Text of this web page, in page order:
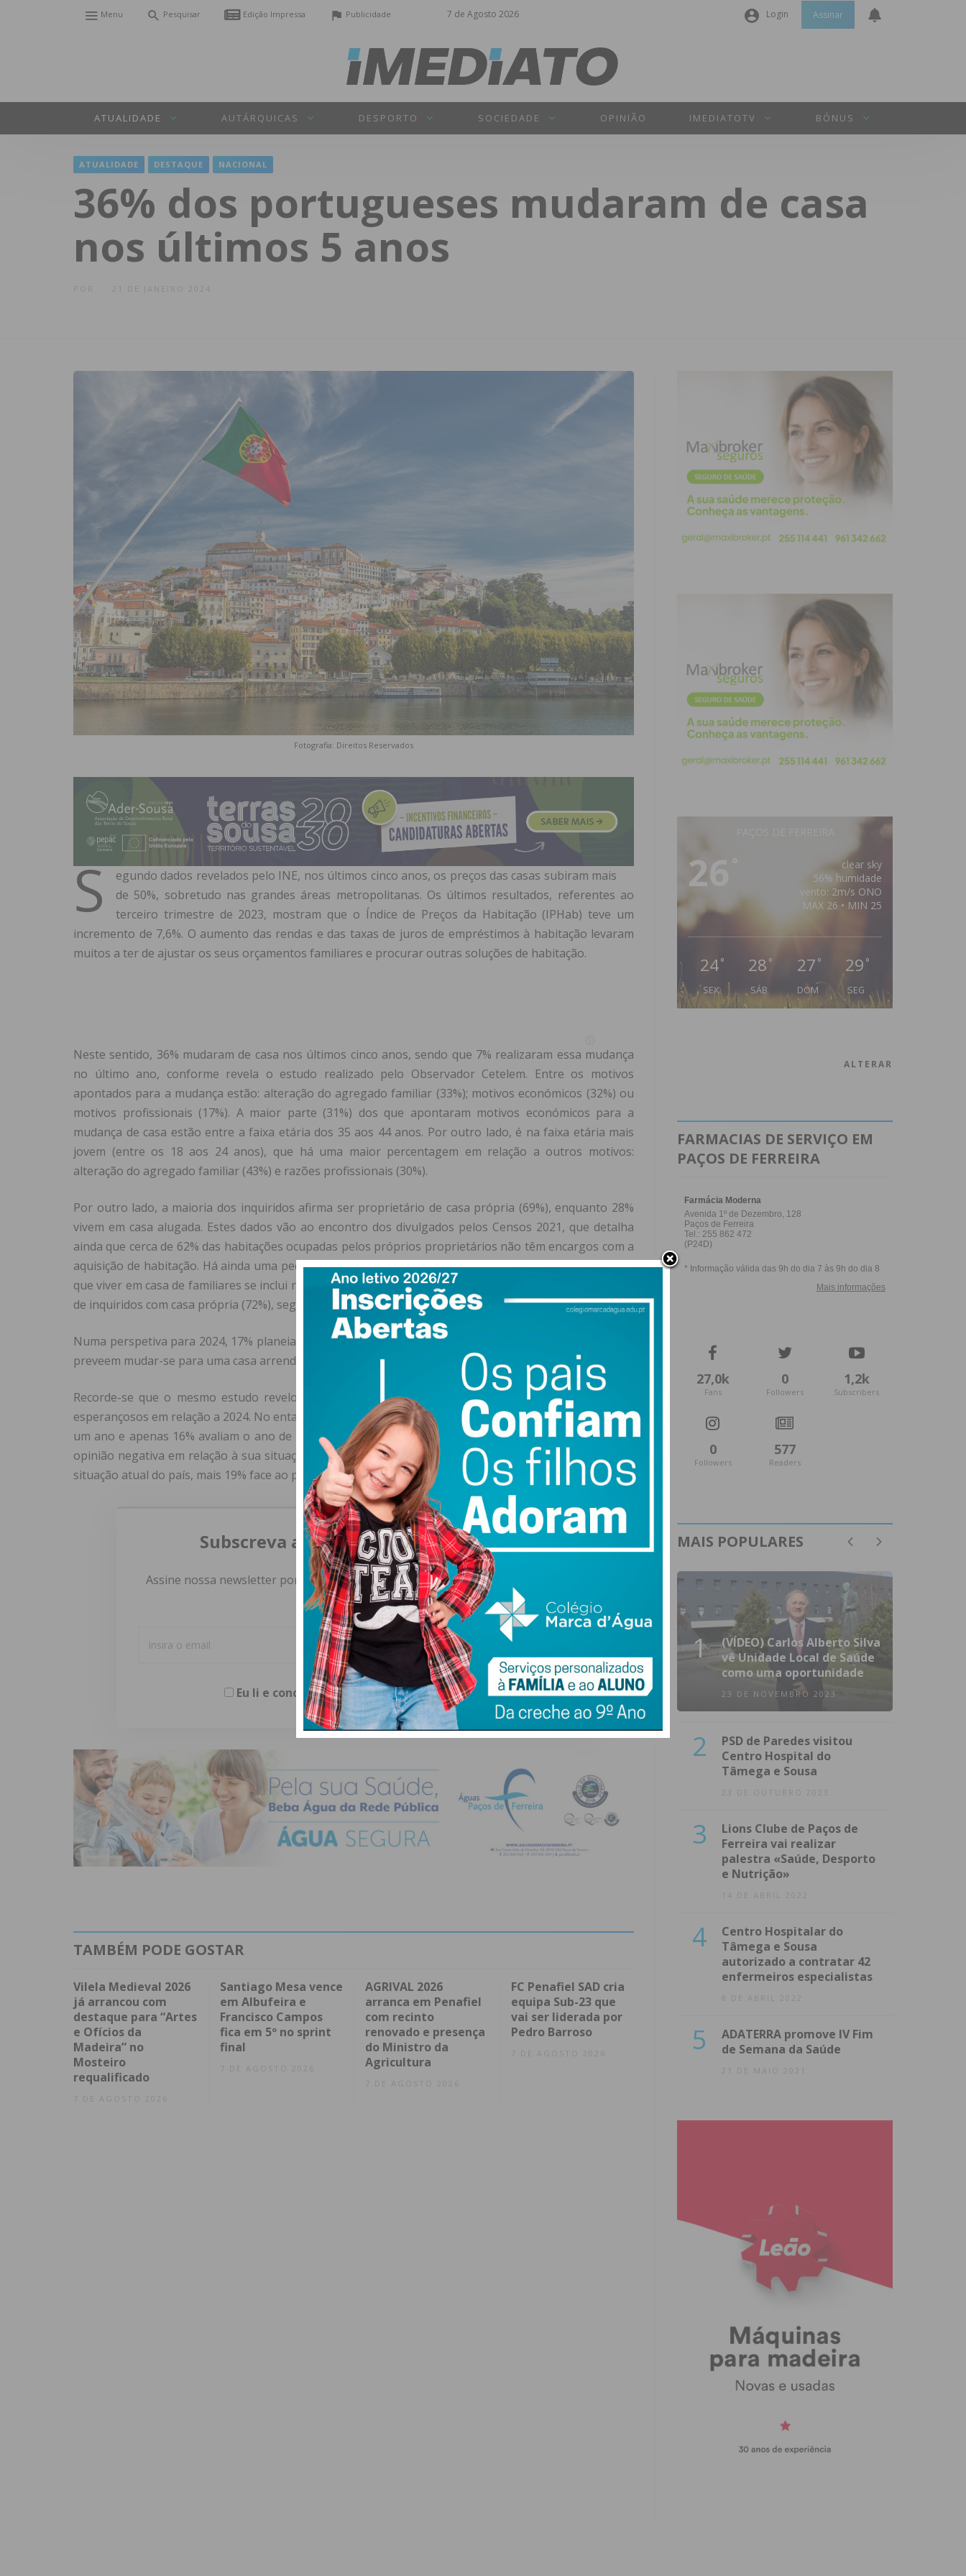
7 de Agosto 2026
Menu Pesquisar Edição Impressa Publicidade Login
Senha
INICIAR SESSÃO
Assinar
ATUALIDADE AUTÁRQUICAS DESPORTO SOCIEDADE OPINIÃO IMEDIATOTV BÓNUS
ATUALIDADE DESTAQUE NACIONAL
36% dos portugueses mudaram de casa
nos últimos 5 anos
21 DE JANEIRO 2024
Fotografia: Direitos Reservados
S egundo dados revelados pelo INE, nos últimos cinco anos, os preços das casas subiram mais
de 50%, sobretudo nas grandes áreas metropolitanas. Os últimos resultados, referentes ao
terceiro trimestre de 2023, mostram que o Índice de Preços da Habitação (IPHab) teve um
incremento de 7,6%. O aumento das rendas e das taxas de juros de empréstimos à habitação levaram
muitos a ter de ajustar os seus orçamentos familiares e procurar outras soluções de habitação.
Neste sentido, 36% mudaram de casa nos últimos cinco anos, sendo que 7% realizaram essa mudança
no último ano, conforme revela o estudo realizado pelo Observador Cetelem. Entre os motivos
apontados para a mudança estão: alteração do agregado familiar (33%); motivos económicos (32%) ou
motivos profissionais (17%). A maior parte (31%) dos que apontaram motivos económicos para a
mudança de casa estão entre a faixa etária dos 35 aos 44 anos. Por outro lado, é na faixa etária mais
jovem (entre os 18 aos 24 anos), que há uma maior percentagem em relação a outros motivos:
alteração do agregado familiar (43%) e razões profissionais (30%).
Por outro lado, a maioria dos inquiridos afirma ser proprietário de casa própria (69%), enquanto 28%
vivem em casa alugada. Estes dados vão ao encontro dos divulgados pelos Censos 2021, que detalha
ainda que cerca de 62% das habitações ocupadas pelos próprios proprietários não têm encargos com a
aquisição de habitação. Há ainda uma pequena percentagem (4%) que escolheu a opção “outra”, sendo
que viver em casa de familiares se inclui nesta opção. O Porto é a localização onde há um maior número
de inquiridos com casa própria (72%), seguindo-se a região Sul (71%) e a região Norte (68%).
Numa perspetiva para 2024, 17% planeiam mudar de casa, 10% para uma casa comprada, enquanto 7%
preveem mudar-se para uma casa arrendada.
Recorde-se que o mesmo estudo revelou recentemente que os portugueses inquiridos se mostram
esperançosos em relação a 2024. No entanto, 37% avaliam a situação económica atual como pior que há
um ano e apenas 16% avaliam o ano de 2023 como “muito positivo”. Além disso, 49% manifestam uma
opinião negativa em relação à sua situação pessoal e 81% manifestam uma opinião negativa quanto à
situação atual do país, mais 19% face ao período homólogo.
Subscreva a newsletter do Imediato
Assine nossa newsletter por e-mail e obtenha de forma regular a informação
atualizada.
Eu li e concordo com ostermos e condições
TAMBÉM PODE GOSTAR
Vilela Medieval 2026
já arrancou com
destaque para “Artes
e Ofícios da
Madeira” no
Mosteiro
requalificado
7 DE AGOSTO 2026
Santiago Mesa vence
em Albufeira e
Francisco Campos
fica em 5º no sprint
final
7 DE AGOSTO 2026
AGRIVAL 2026
arranca em Penafiel
com recinto
renovado e presença
do Ministro da
Agricultura
7 DE AGOSTO 2026
FC Penafiel SAD cria
equipa Sub-23 que
vai ser liderada por
Pedro Barroso
7 DE AGOSTO 2026
26
clear sky
56% humidade
vento: 2m/s ONO
MAX 26 • MIN 25
24°
SEX
28 °
SÁB
27 °
DOM
29 °
SEG
ALTERAR
FARMACIAS DE SERVIÇO EM
PAÇOS DE FERREIRA
27,0k
Fans
0
Followers
1,2k
Subscribers
0
Followers
577
Readers
MAIS POPULARES
1
(VÍDEO) Carlos Alberto Silva
vê Unidade Local de Saúde
como uma oportunidade
23 DE NOVEMBRO 2023
2
PSD de Paredes visitou
Centro Hospital do
Tâmega e Sousa
23 DE OUTUBRO 2023
3
Lions Clube de Paços de
Ferreira vai realizar
palestra «Saúde, Desporto
e Nutrição»
14 DE ABRIL 2022
4
Centro Hospitalar do
Tâmega e Sousa
autorizado a contratar 42
enfermeiros especialistas
8 DE ABRIL 2022
5
ADATERRA promove IV Fim
de Semana da Saúde
21 DE MAIO 2021